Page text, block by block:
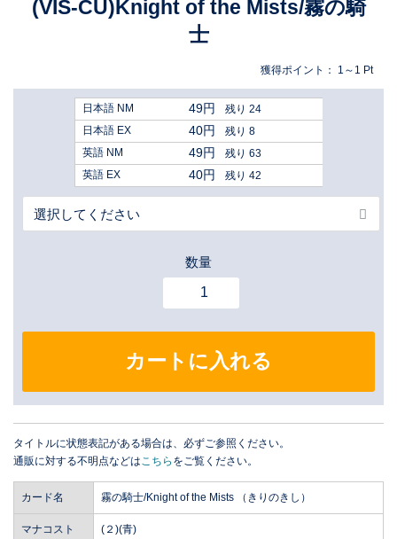
(VIS-CU)Knight of the Mists/霧の騎
士
獲得ポイント： 1～1 Pt
日本語 NM 49円
残り 24
日本語 EX
40円
残り 8
英語 NM
49円
残り 63
英語 EX
40円 残り 42
数量
カートに入れる
タイトルに状態表記がある場合は、必ずご参照ください。
通販に対する不明点などは こちら をご覧ください。
カード名 霧の騎士/Knight of the Mists （きりのきし）
マナコスト (２)(青)